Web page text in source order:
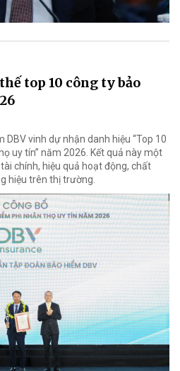
top 10 công ty bảo
DBV vinh dự nhận danh hiệu “Top 10
uy tín” năm 2026. Kết quả này một
chính, hiệu quả hoạt động, chất
hiệu trên thị trường.